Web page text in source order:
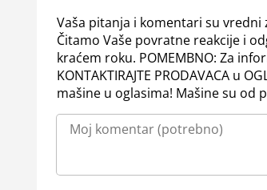
Vaša pitanja i komentari su vredni
Čitamo Vaše povratne reakcije i
kraćem roku. POMEMBNO: Za
KONTAKTIRAJTE PRODAVACA u
mašine u oglasima! Mašine su od